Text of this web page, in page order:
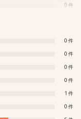
0
0
0
0
0
1
0